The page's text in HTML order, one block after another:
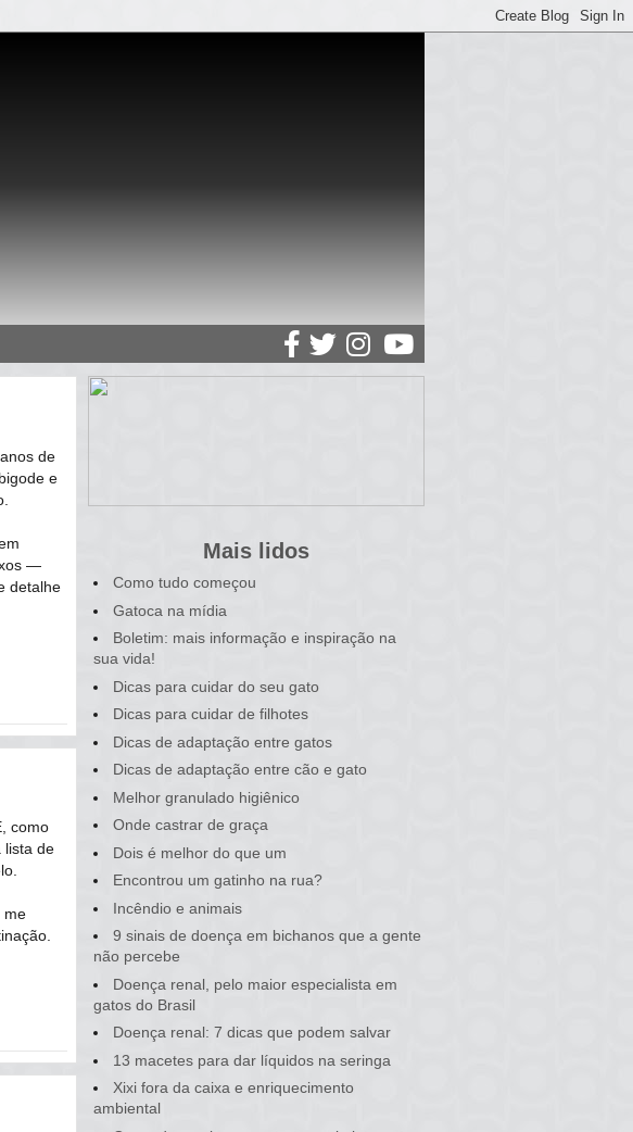
de
e
―
detalhe
como
lista de
me
Mais lidos
Como tudo começou
Gatoca na mídia
Boletim: mais informação e inspiração na
sua vida!
Dicas para cuidar do seu gato
Dicas para cuidar de filhotes
Dicas de adaptação entre gatos
Dicas de adaptação entre cão e gato
Melhor granulado higiênico
Onde castrar de graça
Dois é melhor do que um
Encontrou um gatinho na rua?
Incêndio e animais
9 sinais de doença em bichanos que a gente
não percebe
Doença renal, pelo maior especialista em
gatos do Brasil
Doença renal: 7 dicas que podem salvar
13 macetes para dar líquidos na seringa
Xixi fora da caixa e enriquecimento
ambiental